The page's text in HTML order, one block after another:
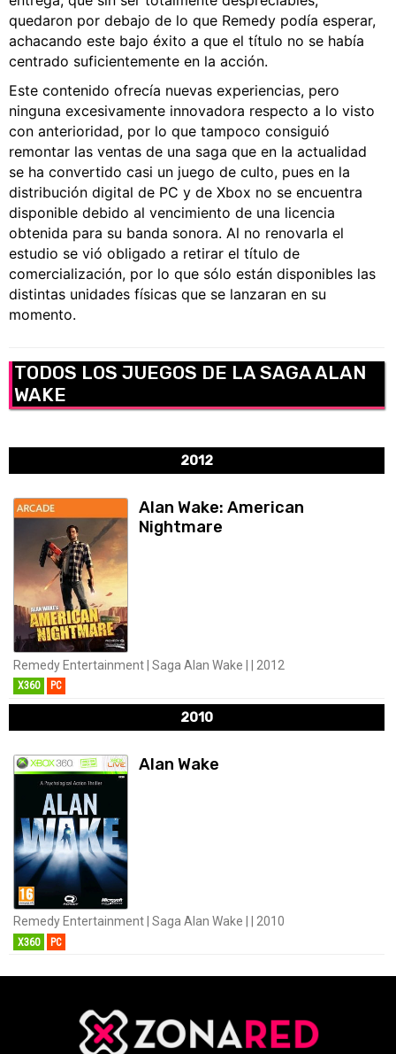
quedaron por debajo de lo que Remedy podía esperar,
achacando este bajo éxito a que el título no se había
centrado suficientemente en la acción.
Este contenido ofrecía nuevas experiencias, pero
ninguna excesivamente innovadora respecto a lo visto
con anterioridad, por lo que tampoco consiguió
remontar las ventas de una saga que en la actualidad
se ha convertido casi un juego de culto, pues en la
distribución digital de PC y de Xbox no se encuentra
disponible debido al vencimiento de una licencia
obtenida para su banda sonora. Al no renovarla el
estudio se vió obligado a retirar el título de
comercialización, por lo que sólo están disponibles las
distintas unidades físicas que se lanzaran en su
momento.
TODOS LOS JUEGOS DE LA SAGA ALAN
WAKE
2012
Alan Wake: American
Nightmare
Remedy Entertainment | Saga Alan Wake | | 2012
X360 PC
2010
Alan Wake
Remedy Entertainment | Saga Alan Wake | | 2010
X360 PC